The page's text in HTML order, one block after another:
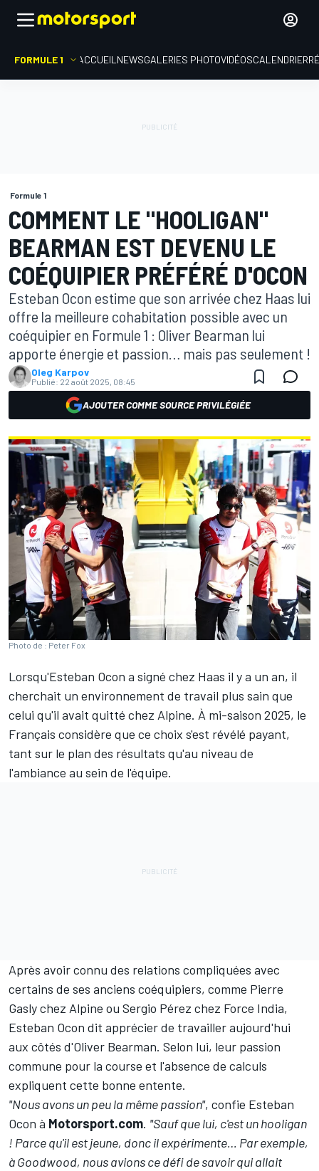
FORMULE 1 ACCUEIL NEWSGALERIES PHOTOVIDÉOSCALENDRIER
Formule 1
COMMENT LE "HOOLIGAN"
BEARMAN EST DEVENU LE
COÉQUIPIER PRÉFÉRÉ D'OCON
Esteban Ocon estime que son arrivée chez Haas lui
offre la meilleure cohabitation possible avec un
coéquipier en Formule 1 : Oliver Bearman lui
apporte énergie et passion… mais pas seulement !
Oleg Karpov
Publié: 22 août 2025, 08:45
AJOUTER COMME SOURCE PRIVILÉGIÉE
Photo de : Peter Fox
Lorsqu'Esteban Ocon a signé chez Haas il y a un an, il
cherchait un environnement de travail plus sain que
celui qu'il avait quitté chez Alpine. À mi-saison 2025, le
Français considère que ce choix s'est révélé payant,
tant sur le plan des résultats qu'au niveau de
l'ambiance au sein de l'équipe.
Après avoir connu des relations compliquées avec
certains de ses anciens coéquipiers, comme Pierre
Gaslychez Alpine ou Sergio Pérez chez Force India,
Esteban Ocon dit apprécier de travailler aujourd'hui
aux côtés d'Oliver Bearman. Selon lui, leur passion
commune pour la course et l'absence de calculs
expliquent cette bonne entente.
"Nous avons un peu la même passion", confie Esteban
Ocon à Motorsport.com. "Sauf que lui, c'est un hooligan
! Parce qu'il est jeune, donc il expérimente… Par exemple,
à Goodwood, nous avions ce défi de savoir qui allait